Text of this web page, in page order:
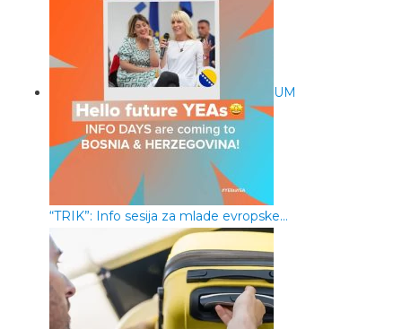
UM
“TRIK”: Info sesija za mlade evropske…